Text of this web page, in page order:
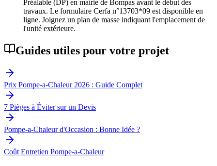
Préalable (DP) en mairie de Bompas avant le début des
travaux. Le formulaire Cerfa n°13703*09 est disponible en
ligne. Joignez un plan de masse indiquant l'emplacement de
l'unité extérieure.
Guides utiles pour votre projet
Prix Pompe-a-Chaleur 2026 : Guide Complet
7 Pièges à Éviter sur un Devis
Pompe-a-Chaleur d'Occasion : Bonne Idée ?
Coût Entretien Pompe-a-Chaleur